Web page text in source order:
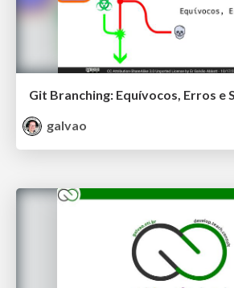
Git Branching: Equívocos, Erros e
galvao